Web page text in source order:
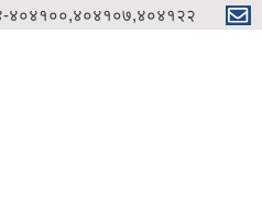
४०४१००,४०४१०७,४०४१२२